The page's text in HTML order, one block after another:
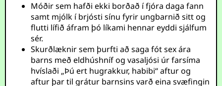
Móðir sem hafði ekki borðað í fjóra daga fann
samt mjólk í brjósti sínu fyrir ungbarnið sitt og
flutti lífið áfram þó líkami hennar eyddi sjálfum
sér.
Skurðlæknir sem þurfti að saga fót sex ára
barns með eldhúshníf og vasaljósi úr farsíma
hvíslaði „Þú ert hugrakkur, habibi“ aftur og
aftur þar til grátur barnsins varð eina svæfingin